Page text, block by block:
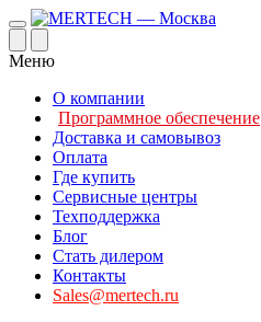
Меню
О компании
Программное обеспечение
Доставка и самовывоз
Оплата
Где купить
Сервисные центры
Техподдержка
Блог
Стать дилером
Контакты
Sales@mertech.ru